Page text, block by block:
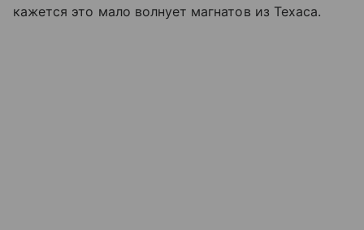
кажется это мало волнует магнатов из Техаса.